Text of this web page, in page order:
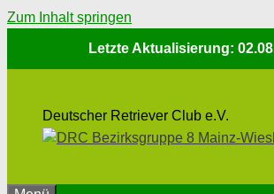
Zum Inhalt springen
Letzte Aktualisierung:
Deutscher Retriever Club e.V.